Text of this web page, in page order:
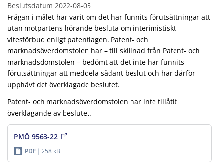
Beslutsdatum 2022-08-05
Frågan i målet har varit om det har funnits förutsättningar att
utan motpartens hörande besluta om interimistiskt
vitesförbud enligt patentlagen. Patent- och
marknadsöverdomstolen har – till skillnad från Patent- och
marknadsdomstolen – bedömt att det inte har funnits
förutsättningar att meddela sådant beslut och har därför
upphävt det överklagade beslutet.
Patent- och marknadsöverdomstolen har inte tillåtit
överklagande av beslutet.
PMÖ 9563-22
PDF 258 kB